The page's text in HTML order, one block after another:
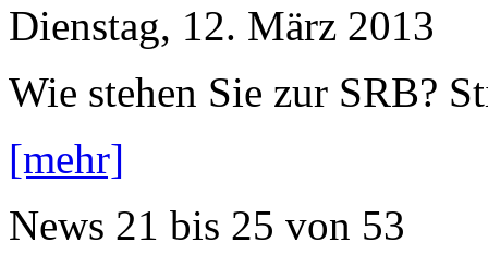
Dienstag, 12. März 2013
Wie stehen Sie zur SRB?
[mehr]
News 21 bis 25 von 53